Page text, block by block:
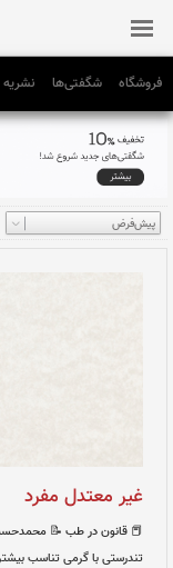
فروشگاه شگفتی‌ها نشریه